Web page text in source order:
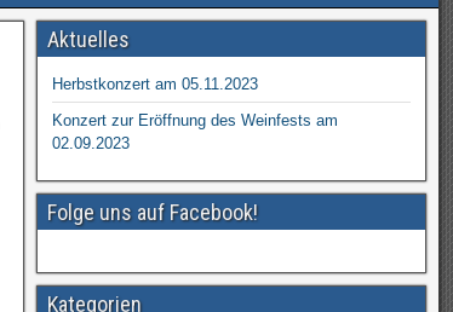
Aktuelles
Herbstkonzert am 05.11.2023
Konzert zur Eröffnung des Weinfests am
02.09.2023
Folge uns auf Facebook!
Kategorien